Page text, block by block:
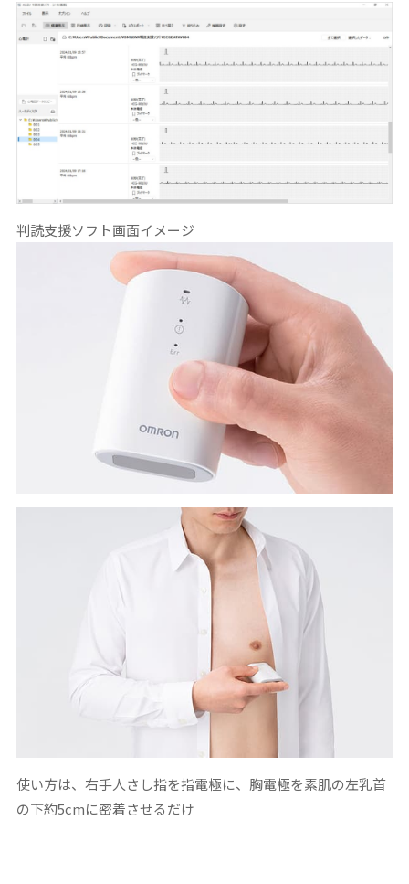
判読支援ソフト画面イメージ
使い方は、右手人さし指を指電極に、胸電極を素肌の左乳首
の下約5cmに密着させるだけ